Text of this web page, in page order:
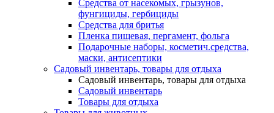
Средства от насекомых, грызунов,
фунгициды, гербициды
Средства для бритья
Пленка пищевая, пергамент, фольга
Подарочные наборы, косметич.средства,
маски, антисептики
Садовый инвентарь, товары для отдыха
Садовый инвентарь, товары для отдыха
Садовый инвентарь
Товары для отдыха